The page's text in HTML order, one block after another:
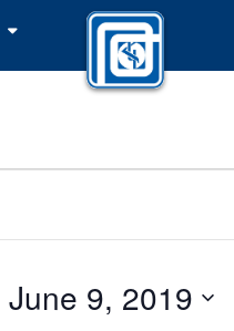
June 9, 2019